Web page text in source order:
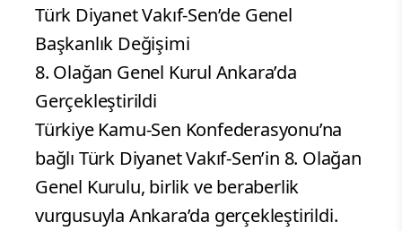
Türk Diyanet Vakıf-Sen’de Genel
Başkanlık Değişimi
8. Olağan Genel Kurul Ankara’da
Gerçekleştirildi
Türkiye Kamu-Sen Konfederasyonu’na
bağlı Türk Diyanet Vakıf-Sen’in 8. Olağan
Genel Kurulu, birlik ve beraberlik
vurgusuyla Ankara’da gerçekleştirildi.